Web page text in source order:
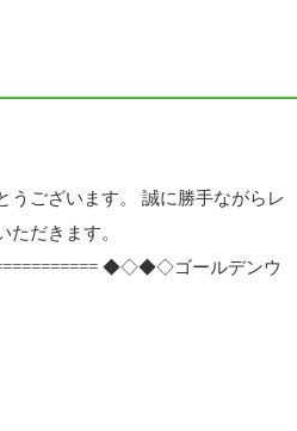
うございます。 誠に勝手ながらレ
だきます。
◆◇◆◇ゴールデンウ